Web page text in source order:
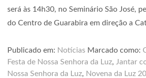
será às 14h30, no Seminário São José,
do Centro de Guarabira em direção a
Publicado em: Notícias Marcado como:
Festa de Nossa Senhora da Luz, Jantar
Nossa Senhora da Luz, Novena da Luz